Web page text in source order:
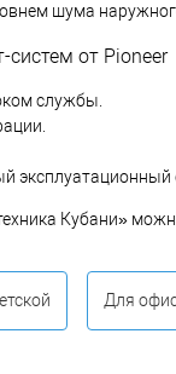
шума
от Pioneer
службы.
эксплуатационный
Кубани»
Для